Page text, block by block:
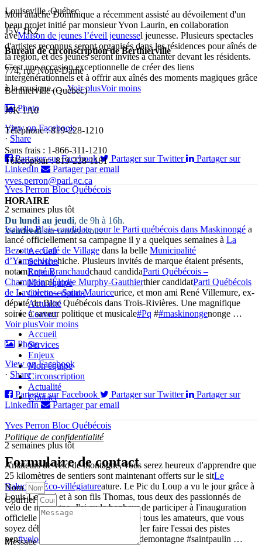
Mon attaché Dominique a récemment assisté au dévoilement d'un
beau projet initié par monsieur Yvon Laurin, en collaboration
aveMaison de jeunes l’éveil jeunessel jeunesse. Plusieurs spectacles
d'artistes reconnus seront organisés dans les résidences pour aînés de
la région, et des jeunes seront invités à chanter devant les résidents.
C'est une occasion exceptionnelle de créer des liens
intergénérationnels et à offrir aux aînés des moments magiques grâce
à la musique.…Voir plusVoir moins
Photo
View on Facebook
· Share
Partager sur Facebook
Partager sur Twitter
Partager sur
LinkedIn
Partager par email
Yves Perron Bloc Québécois
2 semaines plus tôt
Isabelle Blais-candidate pour le Parti québécois dans Maskinongé a
lancé officiellement sa campagne il y a quelques semaines à La
Bezotte – Café de Village dans la belle Municipalité
d’Yamachichehiche. Plusieurs invités de marque étaient présents,
notamRené Branchaudchaud candidaParti Québécois –
ChamplainplÉlodie Murphy-Gauthierthier candidatParti Québécois
de Laviolette—Saint-Mauriceurice, et mon ami René Villemure, ex-
député du Bloc Québécois dans Trois-Rivières. Une magnifique
soirée à saveur politique et musicale#Pq ##maskinongenonge …
Voir plusVoir moins
Photo
View on Facebook
· Share
Partager sur Facebook
Partager sur Twitter
Partager sur
LinkedIn
Partager par email
Yves Perron Bloc Québécois
2 semaines plus tôt
Amateurs de vélo de montagne, vous serez heureux d'apprendre que
25 kilomètres de sentiers sont maintenant offerts sur le sitLe
Baluchon Éco-villégiatureature. Le Pic du Loup a vu le jour grâce à
Louis Lessard et à son fils Thomas, tous deux des passionnés de
vélo de montagne. J'ai eu le bonheur de participer à l'inauguration
officielle le 4 juillet dernier, et j'invite tous les amateurs, que vous
soyez débutant ou professionnel, à aller faire l'essai des pistes
pen#velodemontagne odemontagne #saintpaulin …
Louiseville, Québec
J5V 1K2
Bureau de circonscription de Berthierville
774, rue Notre-Dame
Berthierville (Québec)
J0K 1A0
Téléphone : 819-228-1210
Sans frais : 1-866-311-1210
Télécopieur : 819-228-1181
yves.perron@parl.gc.ca
HORAIRE
Du lundi au jeudi, de 9h à 16h.
Vendredisur rendez-vous.
Accueil
Services
Enjeux
Mon équipe
Circonscription
Actualité
Contact
Accueil
Services
Enjeux
Mon équipe
Circonscription
Actualité
Contact
Politique de confidentialité
Formulaire de contact
Nom
Courriel
Message